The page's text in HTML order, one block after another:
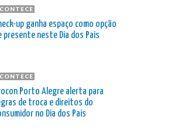
up ganha espaço como opção
presente neste Dia dos Pais
Porto Alegre alerta para
de troca e direitos do
no Dia dos Pais